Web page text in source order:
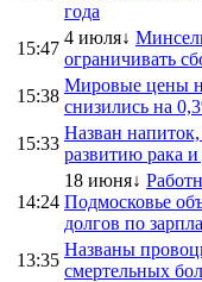
года
15:47
4 июля↓
ограничивать
15:38
Мировые цены
снизились на
15:33
Назван
развитию рака и
14:24
18 июня↓
Подмосковье
долгов по
13:35
Названы
смертельных